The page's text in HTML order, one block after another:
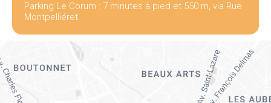
Parking Le Corum : 7 minutes à pied et 550 m, via Rue
Montpelliéret.